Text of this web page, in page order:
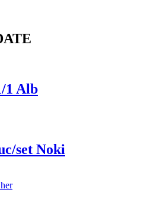
1 Alb
set Noki